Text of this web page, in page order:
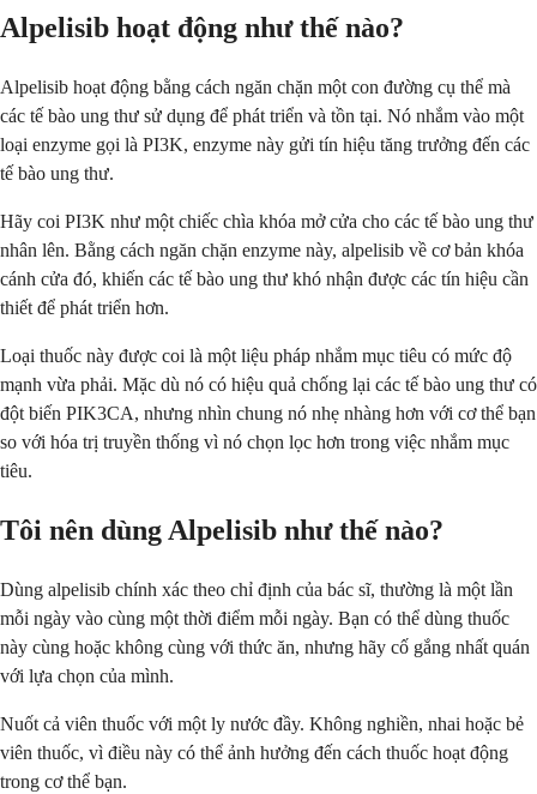
Alpelisib hoạt động như thế nào?
Alpelisib hoạt động bằng cách ngăn chặn một con đường cụ thể mà
các tế bào ung thư sử dụng để phát triển và tồn tại. Nó nhắm vào một
loại enzyme gọi là PI3K, enzyme này gửi tín hiệu tăng trưởng đến các
tế bào ung thư.
Hãy coi PI3K như một chiếc chìa khóa mở cửa cho các tế bào ung thư
nhân lên. Bằng cách ngăn chặn enzyme này, alpelisib về cơ bản khóa
cánh cửa đó, khiến các tế bào ung thư khó nhận được các tín hiệu cần
thiết để phát triển hơn.
Loại thuốc này được coi là một liệu pháp nhắm mục tiêu có mức độ
mạnh vừa phải. Mặc dù nó có hiệu quả chống lại các tế bào ung thư có
đột biến PIK3CA, nhưng nhìn chung nó nhẹ nhàng hơn với cơ thể bạn
so với hóa trị truyền thống vì nó chọn lọc hơn trong việc nhắm mục
tiêu.
Tôi nên dùng Alpelisib như thế nào?
Dùng alpelisib chính xác theo chỉ định của bác sĩ, thường là một lần
mỗi ngày vào cùng một thời điểm mỗi ngày. Bạn có thể dùng thuốc
này cùng hoặc không cùng với thức ăn, nhưng hãy cố gắng nhất quán
với lựa chọn của mình.
Nuốt cả viên thuốc với một ly nước đầy. Không nghiền, nhai hoặc bẻ
viên thuốc, vì điều này có thể ảnh hưởng đến cách thuốc hoạt động
trong cơ thể bạn.